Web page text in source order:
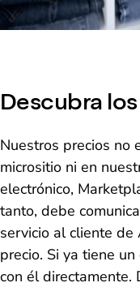
Descubra
Nuestros precios no
micrositio ni en
electrónico,
tanto, debe
servicio al cliente de
precio. Si ya tiene
con él directamente.